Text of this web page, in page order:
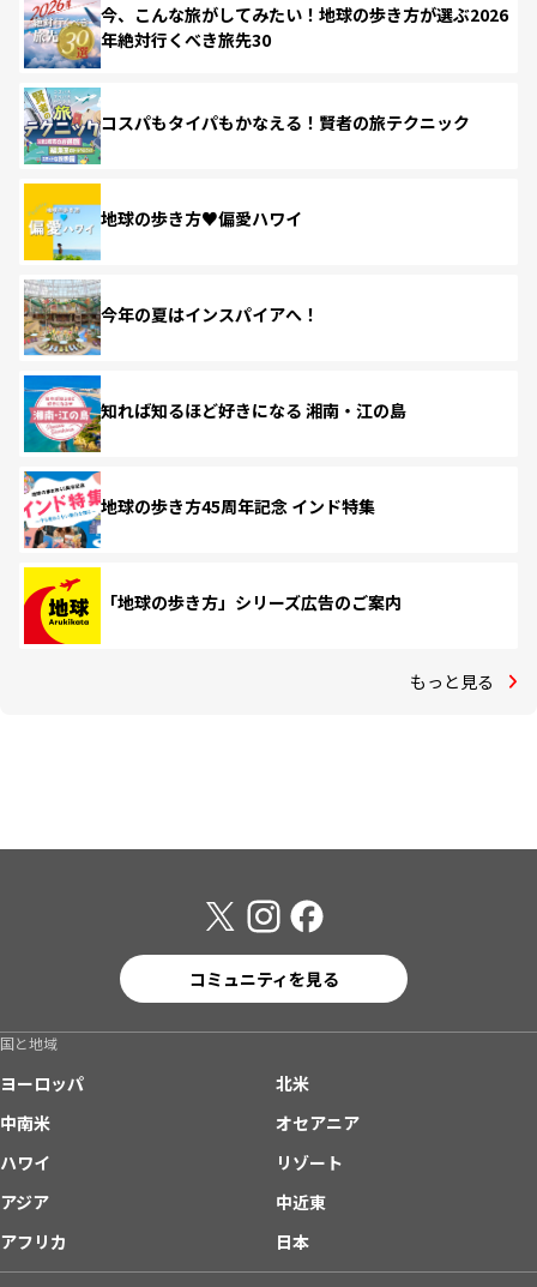
今、こんな旅がしてみたい！地球の歩き方が選ぶ2026
年絶対行くべき旅先30
コスパもタイパもかなえる！賢者の旅テクニック
地球の歩き方♥偏愛ハワイ
今年の夏はインスパイアへ！
知れば知るほど好きになる 湘南・江の島
地球の歩き方45周年記念 インド特集
「地球の歩き方」シリーズ広告のご案内
もっと見る
コミュニティを見る
国と地域
ヨーロッパ
北米
中南米
オセアニア
ハワイ
リゾート
アジア
中近東
アフリカ
日本